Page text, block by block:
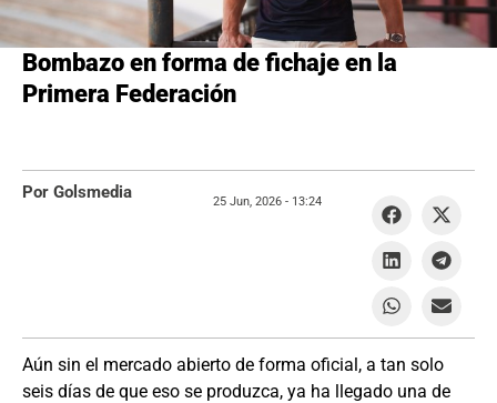
Bombazo en forma de fichaje en la
Primera Federación
Aún sin el mercado abierto de forma oficial, a tan solo
seis días de que eso se produzca, ya ha llegado una de
Por Golsmedia 25 Jun, 2026 - 13:24